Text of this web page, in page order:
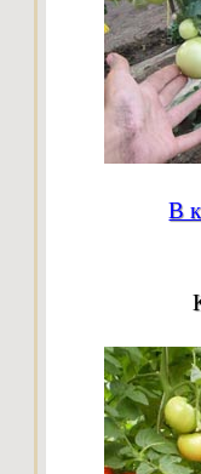
В